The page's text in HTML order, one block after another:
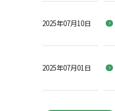
2025年07月10日
2025年07月01日